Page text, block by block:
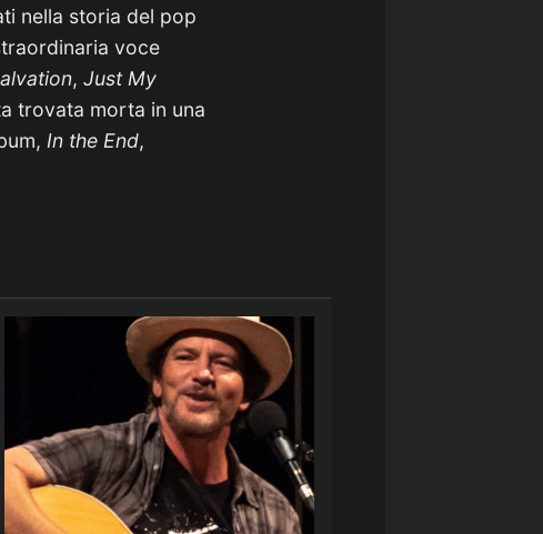
nella storia del pop
voce
, Just My
trovata morta in una
In the End,